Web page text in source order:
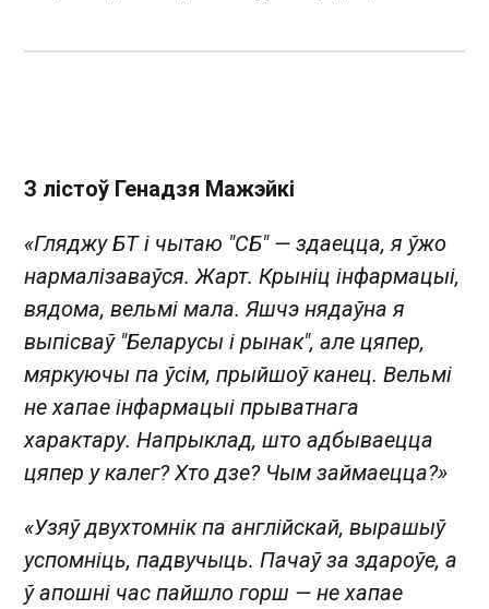
З лістоў Генадзя Мажэйкі
«Гляджу БТ і чытаю "СБ" — здаецца, я ўжо
нармалізаваўся. Жарт. Крыніц інфармацыі,
вядома, вельмі мала. Яшчэ нядаўна я
выпісваў "Беларусы і рынак", але цяпер,
мяркуючы па ўсім, прыйшоў канец. Вельмі
не хапае інфармацыі прыватнага
характару. Напрыклад, што адбываецца
цяпер у калег? Хто дзе? Чым займаецца?»
«Узяў двухтомнік па англійскай, вырашыў
успомніць, падвучыць. Пачаў за здароўе, а
ў апошні час пайшло горш — не хапае